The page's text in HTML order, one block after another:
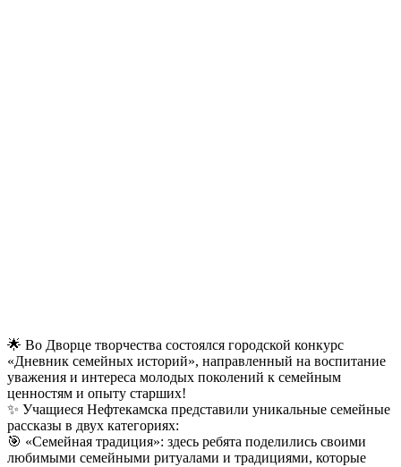
🌟 Во Дворце творчества состоялся городской конкурс
«Дневник семейных историй», направленный на воспитание
уважения и интереса молодых поколений к семейным
ценностям и опыту старших!
✨ Учащиеся Нефтекамска представили уникальные семейные
рассказы в двух категориях:
🎯 «Семейная традиция»: здесь ребята поделились своими
любимыми семейными ритуалами и традициями, которые